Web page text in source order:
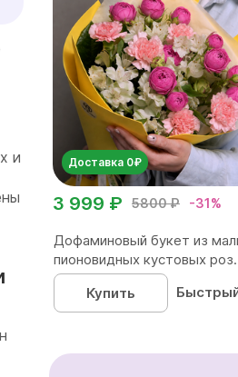
и
Доставка 0₽
5800 ₽ -31%
3 999 ₽
Дофаминовый букет из
пионовидных кустовых
Купить